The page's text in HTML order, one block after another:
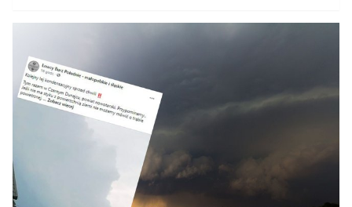
Meteorologii i Gospodarki Wodnej średnia suma
opadów osiągnie dziś 30 mm. Nieco więcej deszczu
spadnie na Mazurach i Mazowszu – do 40 mm.Lokalnie
opady wynieść mogą nawet 50 mm – podaje IMGW.
Temperatura maksymalna na wschodzie kraju nie
przekroczy 21 stopni Celsjusza. Najcieplej będzie na
zachodzie – do 28 stopni.6:07 #IMGWlive⛈️W dzień
przelotne opady deszczu i burze. Bez opadów jedynie
na Ziemi Lubuskiej i Dolnym Śląsku. Suma opadów do
30 mm, a na Mazowszu i Mazurach do 40 mm, lokalnie
50 mm. Temperatura maksymalna od 21°C na